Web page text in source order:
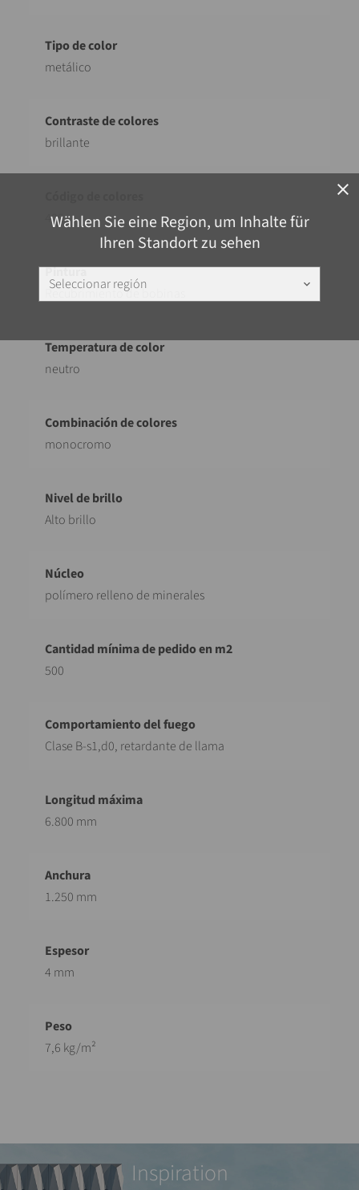
close
Wählen Sie eine Region, um Inhalte für
Ihren Standort zu sehen
Seleccionar región keyboard_arrow_down
metálico
brillante
405
Recubrimiento de bobinas
neutro
monocromo
Alto brillo
polímero relleno de minerales
500
Clase B-s1,d0, retardante de llama
6.800 mm
1.250 mm
4 mm
7,6 kg/m²
Inspiration